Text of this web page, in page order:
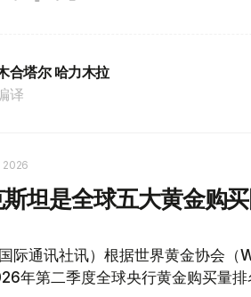
合塔尔 哈力木拉
译
2026
坦是全球五大黄金购
国际通讯社讯）根据世界黄金协会
年第二季度全球央行黄金购买量排